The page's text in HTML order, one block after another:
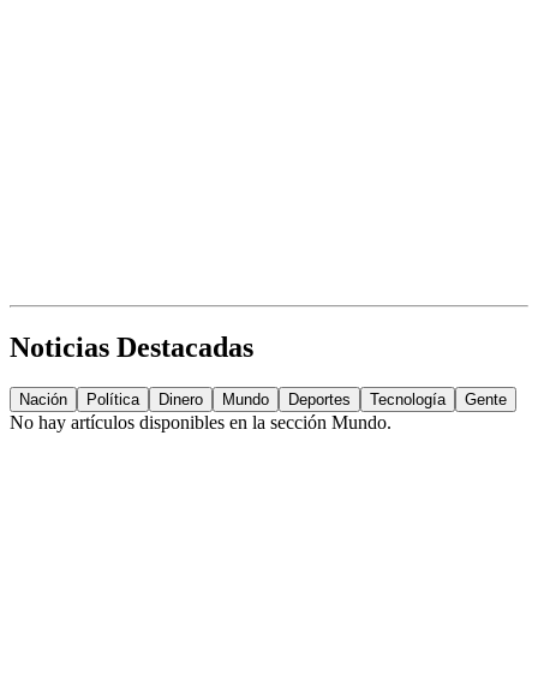
Noticias Destacadas
Nación Política Dinero Mundo Deportes Tecnología Gente
No hay artículos disponibles en la sección Mundo.